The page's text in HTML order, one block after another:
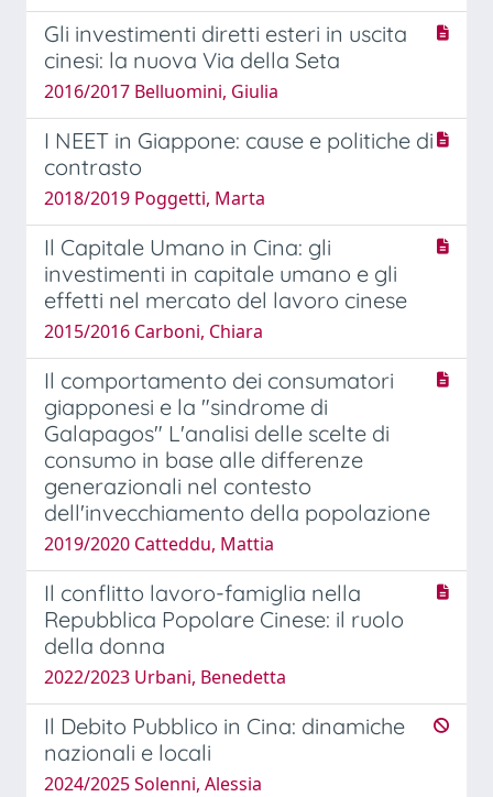
Gli investimenti diretti esteri in uscita
cinesi: la nuova Via della Seta
2016/2017 Belluomini, Giulia
I NEET in Giappone: cause e politiche di
contrasto
2018/2019 Poggetti, Marta
Il Capitale Umano in Cina: gli
investimenti in capitale umano e gli
effetti nel mercato del lavoro cinese
2015/2016 Carboni, Chiara
Il comportamento dei consumatori
giapponesi e la "sindrome di
Galapagos" L'analisi delle scelte di
consumo in base alle differenze
generazionali nel contesto
dell'invecchiamento della popolazione
2019/2020 Catteddu, Mattia
Il conflitto lavoro-famiglia nella
Repubblica Popolare Cinese: il ruolo
della donna
2022/2023 Urbani, Benedetta
Il Debito Pubblico in Cina: dinamiche
nazionali e locali
2024/2025 Solenni, Alessia